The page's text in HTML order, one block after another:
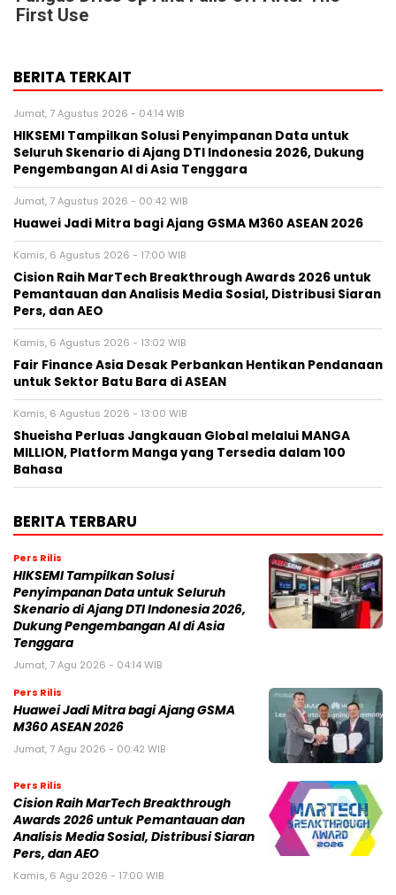
First Use
BERITA TERKAIT
Jumat, 7 Agustus 2026 - 04:14 WIB
HIKSEMI Tampilkan Solusi Penyimpanan Data untuk
Seluruh Skenario di Ajang DTI Indonesia 2026, Dukung
Pengembangan AI di Asia Tenggara
Jumat, 7 Agustus 2026 - 00:42 WIB
Huawei Jadi Mitra bagi Ajang GSMA M360 ASEAN 2026
Kamis, 6 Agustus 2026 - 17:00 WIB
Cision Raih MarTech Breakthrough Awards 2026 untuk
Pemantauan dan Analisis Media Sosial, Distribusi Siaran
Pers, dan AEO
Kamis, 6 Agustus 2026 - 13:02 WIB
Fair Finance Asia Desak Perbankan Hentikan Pendanaan
untuk Sektor Batu Bara di ASEAN
Kamis, 6 Agustus 2026 - 13:00 WIB
Shueisha Perluas Jangkauan Global melalui MANGA
MILLION, Platform Manga yang Tersedia dalam 100
Bahasa
BERITA TERBARU
Pers Rilis
HIKSEMI Tampilkan Solusi
Penyimpanan Data untuk Seluruh
Skenario di Ajang DTI Indonesia 2026,
Dukung Pengembangan AI di Asia
Tenggara
Jumat, 7 Agu 2026 - 04:14 WIB
Pers Rilis
Huawei Jadi Mitra bagi Ajang GSMA
M360 ASEAN 2026
Jumat, 7 Agu 2026 - 00:42 WIB
Pers Rilis
Cision Raih MarTech Breakthrough
Awards 2026 untuk Pemantauan dan
Analisis Media Sosial, Distribusi Siaran
Pers, dan AEO
Kamis, 6 Agu 2026 - 17:00 WIB